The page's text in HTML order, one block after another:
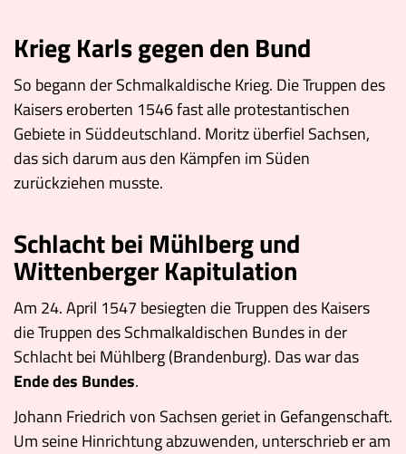
Krieg Karls gegen den Bund
So begann der Schmalkaldische Krieg. Die Truppen des
Kaisers eroberten 1546 fast alle protestantischen
Gebiete in Süddeutschland. Moritz überfiel Sachsen,
das sich darum aus den Kämpfen im Süden
zurückziehen musste.
Schlacht bei Mühlberg und
Wittenberger Kapitulation
Am 24. April 1547 besiegten die Truppen des Kaisers
die Truppen des Schmalkaldischen Bundes in der
Schlacht bei Mühlberg (Brandenburg). Das war das
Ende des Bundes.
Johann Friedrich von Sachsen geriet in Gefangenschaft.
Um seine Hinrichtung abzuwenden, unterschrieb er am